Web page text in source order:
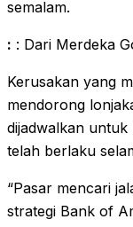
semalam.
: : Dari Merdeka
Kerusakan yang
mendorong
dijadwalkan
telah berlaku
“Pasar mencari
strategi Bank of